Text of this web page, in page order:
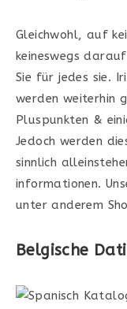
Gleichwohl, auf
keineswegs
Sie für jedes sie.
werden weiterhin
Pluspunkten &
Jedoch werden
sinnlich
informationen.
unter anderem
Belgische